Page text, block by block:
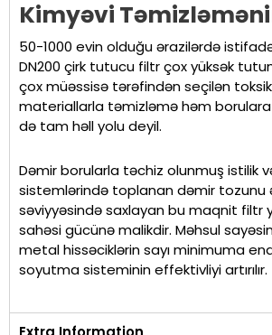
Kimyəvi
50-1000 evin olduğu ərazilərdə
DN200 çirk tutucu filtr çox yüksək
çox müəssisə tərəfindən seçilən
materiallarla təmizləmə həm borulara
də tam həll yolu deyil.
Dəmir borularla təchiz olunmuş istilik
sistemlərində toplanan dəmir tozunu
səviyyəsində saxlayan bu maqnit filtr
sahəsi gücünə malikdir. Məhsul
metal hissəciklərin sayı minimuma
soyutma sisteminin effektivliyi artırılır.